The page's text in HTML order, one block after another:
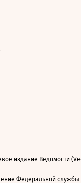
издание Ведомости
Федеральной службы